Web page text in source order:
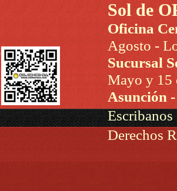
Sol de
Oficina
Agosto -
Sucursal
Mayo y 15
Asunción
Derechos